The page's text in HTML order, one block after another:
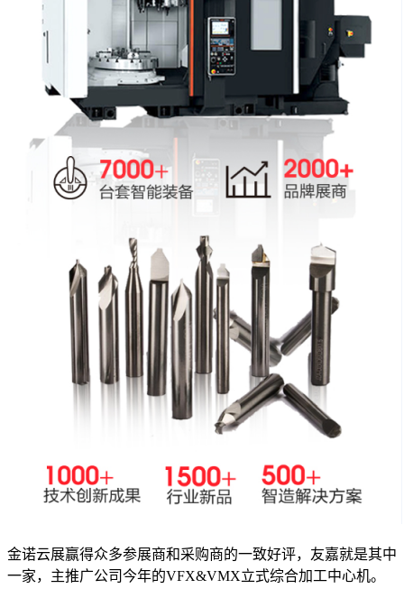
金诺云展赢得众多参展商和采购商的一致好评，友嘉就是其中
一家，主推广公司今年的VFX&VMX立式综合加工中心机。